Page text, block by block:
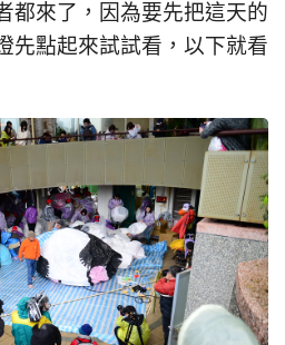
都來了，因為要先把這天的
先點起來試試看，以下就看